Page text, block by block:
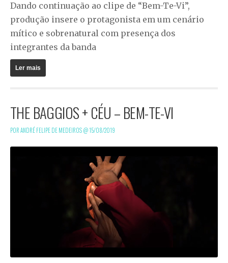
Dando continuação ao clipe de “Bem-Te-Vi”,
produção insere o protagonista em um cenário
mítico e sobrenatural com presença dos
integrantes da banda
Ler mais
THE BAGGIOS + CÉU – BEM-TE-VI
POR ANDRÉ FELIPE DE MEDEIROS @15/08/2019